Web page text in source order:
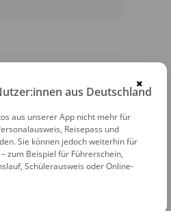
Holzmarkt Dorf
Berlin
×
aus Deutschland
aus unserer App nicht mehr für
Reisepass und
Sie können jedoch weiterhin für
zum Beispiel für Führerschein,
Schülerausweis oder Online-